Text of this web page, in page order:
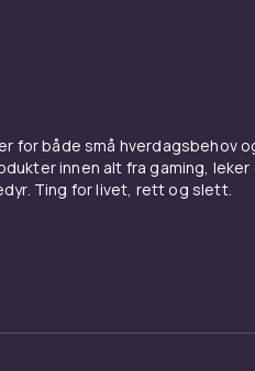
for både små hverdagsbehov
innen alt fra gaming, leker
Ting for livet, rett og slett.